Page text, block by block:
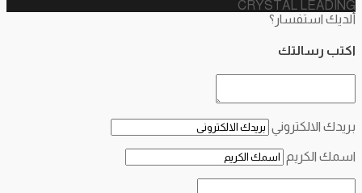
CRYSTAL LEADING
ألديك استفسار؟
اكتب رسالتك
بريدك الالكتروني
اسمك الكريم